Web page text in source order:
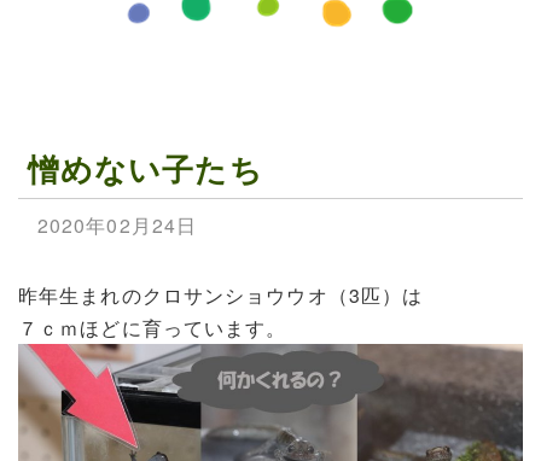
憎めない子たち
2020年02月24日
昨年生まれのクロサンショウウオ（3匹）は
７ｃｍほどに育っています。